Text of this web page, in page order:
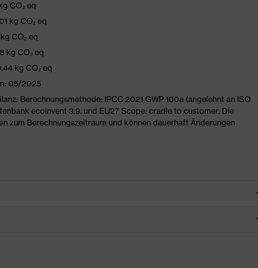
CO₂ eq
kg CO₂ eq
CO₂ eq
kg CO₂ eq
kg CO₂ eq
05/2025
Berechnungsmethode: IPCC 2021 GWP 100a (angelehnt an ISO
ecoinvent 3.9. und EU27 Scope: cradle to customer. Die
zum Berechnungszeitraum und können dauerhaft Änderungen